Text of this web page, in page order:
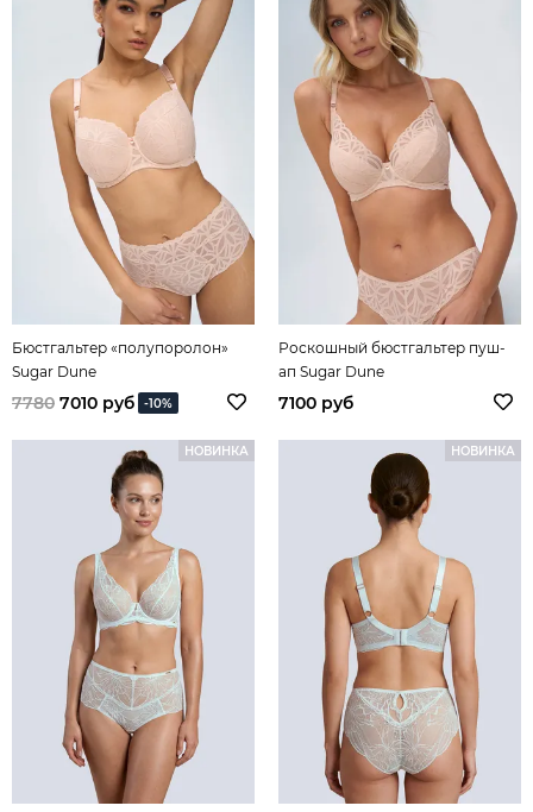
Бюстгальтер «полупоролон»
Sugar Dune
7780 7010 руб -10%
Роскошный бюстгальтер пуш-
ап Sugar Dune
7100 руб
НОВИНКА НОВИНКА